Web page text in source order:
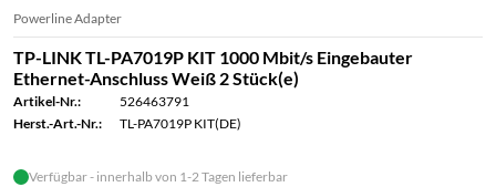
Powerline Adapter
TP-LINK TL-PA7019P KIT 1000 Mbit/s Eingebauter
Ethernet-Anschluss Weiß 2 Stück(e)
Artikel-Nr.:
526463791
Herst.-Art.-Nr.:
TL-PA7019P KIT(DE)
Verfügbar - innerhalb von 1-2 Tagen lieferbar